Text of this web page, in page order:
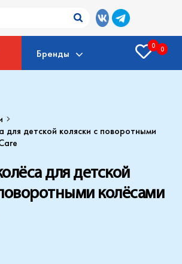
Бренды
0 0
для детской коляски с поворотными
для детской
колёсами